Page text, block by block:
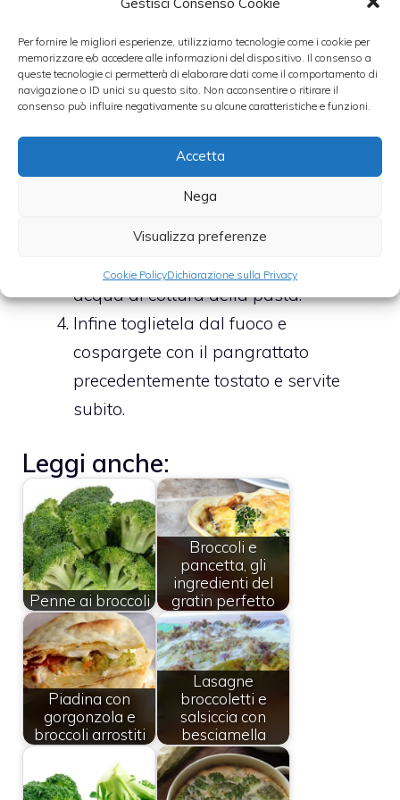
Per fornire le migliori esperienze, utilizziamo tecnologie come i cookie per
memorizzare e/o accedere alle informazioni del dispositivo. Il consenso a
queste tecnologie ci permetterà di elaborare dati come il comportamento di
navigazione o ID unici su questo sito. Non acconsentire o ritirare il
consenso può influire negativamente su alcune caratteristiche e funzioni.
Accetta
Nega
Visualizza preferenze
Cookie PolicyDichiarazione sulla Privacy
Lessate la pasta in acqua salata. Ora,
in una padella antiaderente fate
tostate il pangrattato e tenetelo da
parte.
pancetta e poi unite le cimette del
broccolo e uno spicchio di aglio.
Scolate la pasta al dente, unitela al
sugo preparato, fate saltare qualche
istante in insieme a due cucchiai di
acqua di cottura della pasta.
Infine toglietela dal fuoco e
cospargete con il pangrattato
precedentemente tostato e servite
subito.
Leggi anche:
Penne ai broccoli
Broccoli e
pancetta, gli
ingredienti del
gratin perfetto
Piadina con
gorgonzola e
broccoli arrostiti
Lasagne
broccoletti e
salsiccia con
besciamella